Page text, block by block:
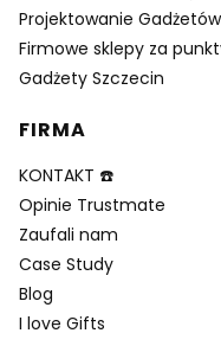
Projektowanie Gadżetów
Firmowe sklepy za
Gadżety Szczecin
FIRMA
KONTAKT ☎️
Opinie Trustmate
Zaufali nam
Case Study
Blog
I love Gifts